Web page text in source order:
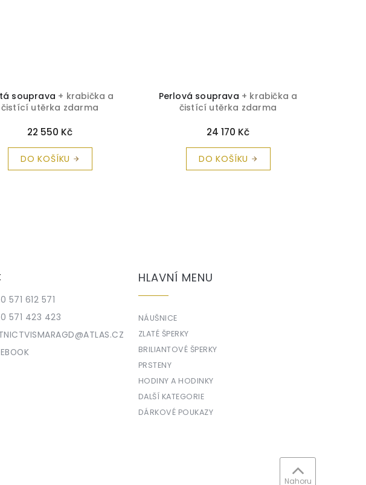
souprava + krabička a
čistící utěrka zdarma
22 550 Kč
DO KOŠÍKU
Perlová souprava + krabička a
čistící utěrka zdarma
24 170 Kč
DO KOŠÍKU
@ATLAS.CZ
571 612 571
571 423 423
HLAVNÍ MENU
NÁUŠNICE
ZLATÉ ŠPERKY
BRILIANTOVÉ ŠPERKY
PRSTENY
HODINY A HODINKY
DALŠÍ KATEGORIE
DÁRKOVÉ POUKAZY
Nahoru